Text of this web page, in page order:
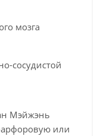
мозга
сосудистой
Мэйжэнь
или